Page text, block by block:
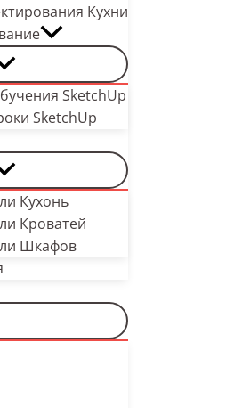
Кухни
SketchUp
SketchUp
Кухонь
Кроватей
Шкафов